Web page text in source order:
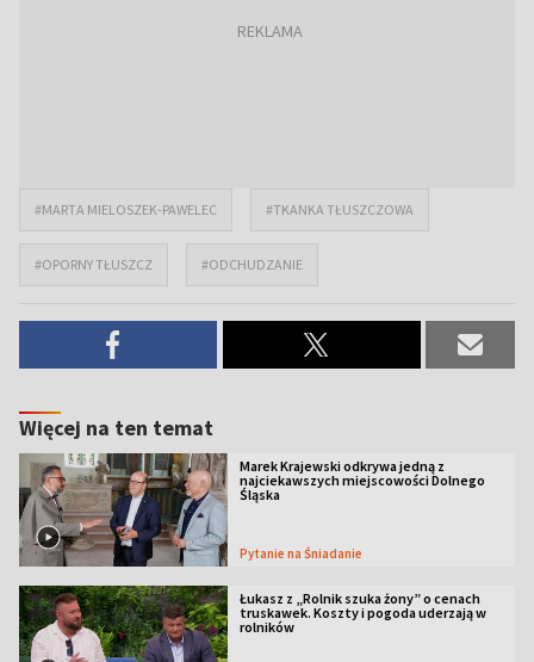
#MARTA MIELOSZEK-PAWELEC #TKANKA TŁUSZCZOWA
#OPORNY TŁUSZCZ #ODCHUDZANIE
Więcej na ten temat
Marek Krajewski odkrywa jedną z
najciekawszych miejscowości Dolnego
Śląska
Pytanie na Śniadanie
Łukasz z „Rolnik szuka żony” o cenach
truskawek. Koszty i pogoda uderzają w
rolników